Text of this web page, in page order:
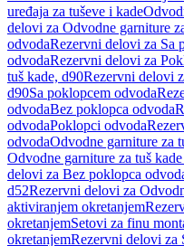
uređaja za tuševe i kade
delovi za Odvodne garniture
odvodaRezervni delovi za Sa
odvodaRezervni delovi za
tuš kade, d90Rezervni delovi
d90Sa poklopcem odvoda
odvodaBez poklopca odvoda
odvodaPoklopci odvoda
odvodaOdvodne garniture za
Odvodne garniture za tuš kade
delovi za Bez poklopca
d52Rezervni delovi za
aktiviranjem okretanjem
okretanjemSetovi za finu
okretanjemRezervni delovi za